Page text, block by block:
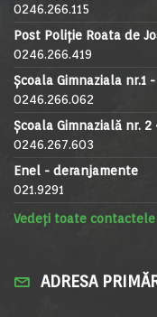
0246.266.115
Post Poliție Roata de
0246.266.419
Școala Gimnaziala nr.1
0246.266.062
Școala Gimnazială nr. 2
0246.267.603
Enel - deranjamente
021.9291
Vedeți toate
ADRESA